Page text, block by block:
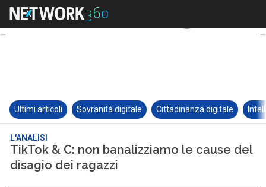
Ultimi articoli Sovranità digitale Cittadinanza digitale
L'ANALISI
TikTok & C: non banalizziamo le cause del
disagio dei ragazzi